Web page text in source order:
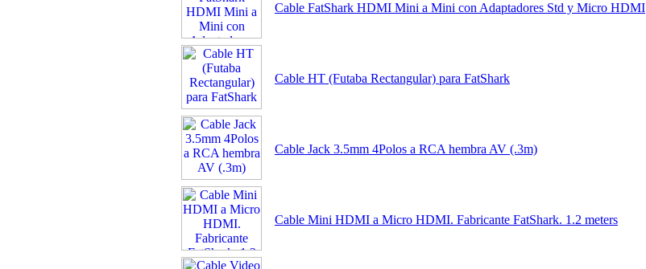
Cable FatShark HDMI Mini a Mini con Adaptadores Std y Micro HDMI
Cable HT (Futaba Rectangular) para FatShark
Cable Jack 3.5mm 4Polos a RCA hembra AV (.3m)
Cable Mini HDMI a Micro HDMI. Fabricante FatShark. 1.2 meters